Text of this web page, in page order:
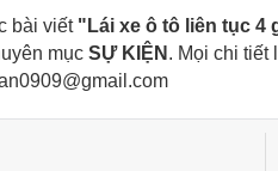
bài viết "Lái xe ô tô liên tục 4
mục SỰ KIỆN . Mọi chi tiết